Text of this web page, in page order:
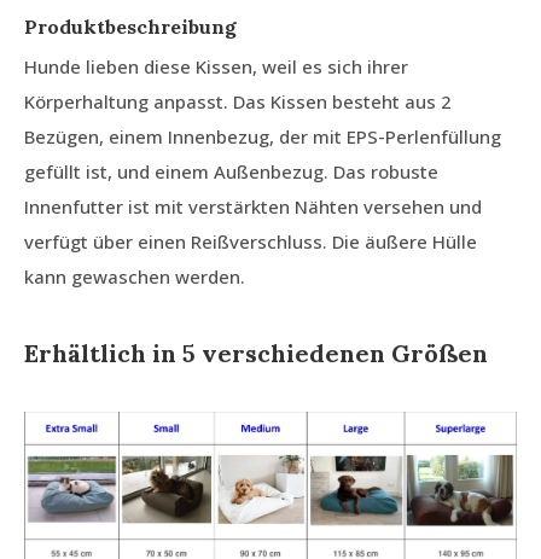
Produktbeschreibung
Hunde lieben diese Kissen, weil es sich ihrer
Körperhaltung anpasst. Das Kissen besteht aus 2
Bezügen, einem Innenbezug, der mit EPS-Perlenfüllung
gefüllt ist, und einem Außenbezug. Das robuste
Innenfutter ist mit verstärkten Nähten versehen und
verfügt über einen Reißverschluss. Die äußere Hülle
kann gewaschen werden.
Erhältlich in 5 verschiedenen Größen